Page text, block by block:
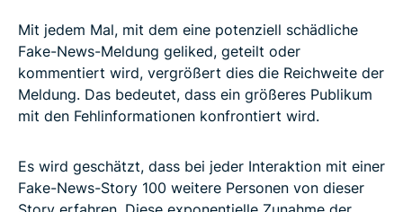
Mit jedem Mal, mit dem eine potenziell schädliche
Fake-News-Meldung geliked, geteilt oder
kommentiert wird, vergrößert dies die Reichweite der
Meldung. Das bedeutet, dass ein größeres Publikum
mit den Fehlinformationen konfrontiert wird.
Es wird geschätzt, dass bei jeder Interaktion mit einer
Fake-News-Story 100 weitere Personen von dieser